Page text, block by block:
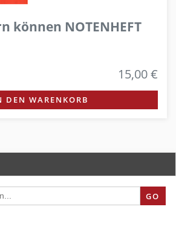
können NOTENHEFT
15,00 €
DEN WARENKORB
GO